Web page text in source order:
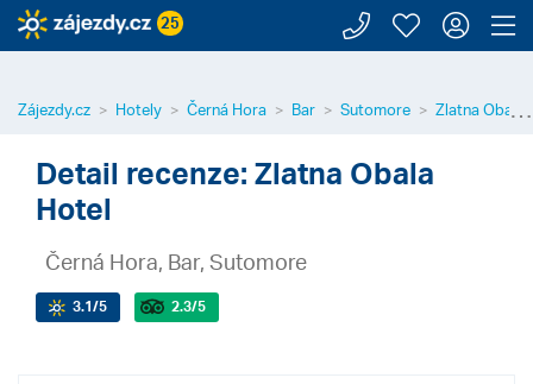
25 Zavolejte
Moje
⋯
Zájezdy.cz Hotely Černá Hora Bar Sutomore Zlatna Obala
Detail recenze: Zlatna Obala
Hotel
Černá Hora, Bar, Sutomore
3.1/5 2.3/5